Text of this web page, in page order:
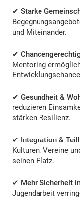
✔ Starke
und Miteinander.
✔
Mentoring
✔ Gesundheit &
reduzieren
stärken Resilienz.
✔ Integration &
Kulturen, Vereine
seinen Platz.
✔ Mehr Sicherheit
Jugendarbeit